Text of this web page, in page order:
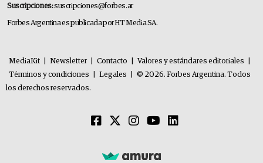
Suscripciones:suscripciones@forbes.ar
Forbes Argentina es publicada por HT Media SA.
MediaKit Newsletter Contacto Valores y estándares editoriales
Términos y condiciones
Legales
© 2026. Forbes Argentina. Todos
los derechos reservados.